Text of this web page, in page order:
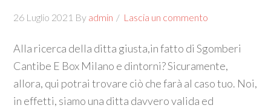
26 Luglio 2021 By admin Lascia un commento
Alla ricerca della ditta giusta,in fatto di Sgomberi
Cantibe E Box Milano e dintorni? Sicuramente,
allora, qui potrai trovare ciò che farà al caso tuo. Noi,
in effetti, siamo una ditta davvero valida ed